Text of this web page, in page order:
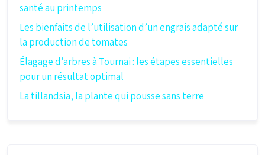
santé au printemps
Les bienfaits de l’utilisation d’un engrais adapté sur
la production de tomates
Élagage d’arbres à Tournai : les étapes essentielles
pour un résultat optimal
La tillandsia, la plante qui pousse sans terre